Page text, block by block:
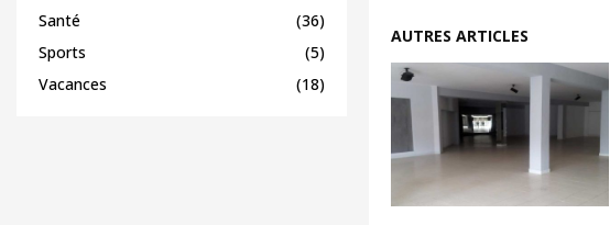
AUTRES ARTICLES
Santé
(36)
Sports
(5)
Vacances
(18)